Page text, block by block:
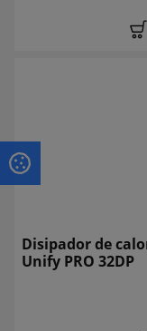
Disipador de
Unify PRO 32DP